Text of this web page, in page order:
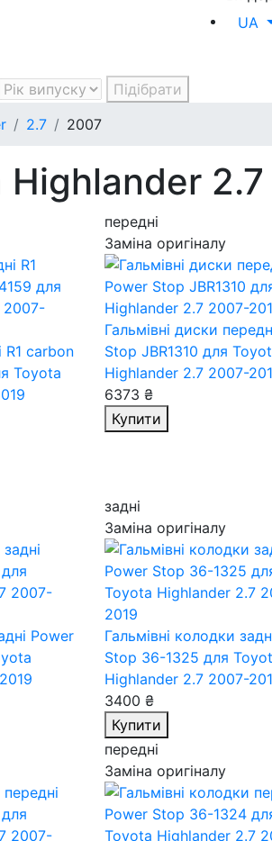
UA
Підібрати
2.7 2007
Highlander
R1 carbon
Toyota
передні
Заміна оригіналу
Гальмівні диски
Stop JBR1310 для
Highlander 2.7 2007-
6373 ₴
Купити
Power
задні
Заміна оригіналу
Гальмівні колодки
Stop 36-1325 для
Highlander 2.7 2007-
3400 ₴
Купити
передні
Заміна оригіналу